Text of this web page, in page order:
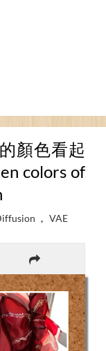
顏色看起
colors of
, VAE